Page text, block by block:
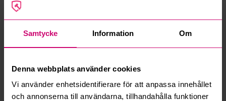
Samtycke Information Om
Denna webbplats använder cookies
Vi använder enhetsidentifierare för att anpassa innehållet
och annonserna till användarna, tillhandahålla funktioner
Hur fungerar budmotorn?